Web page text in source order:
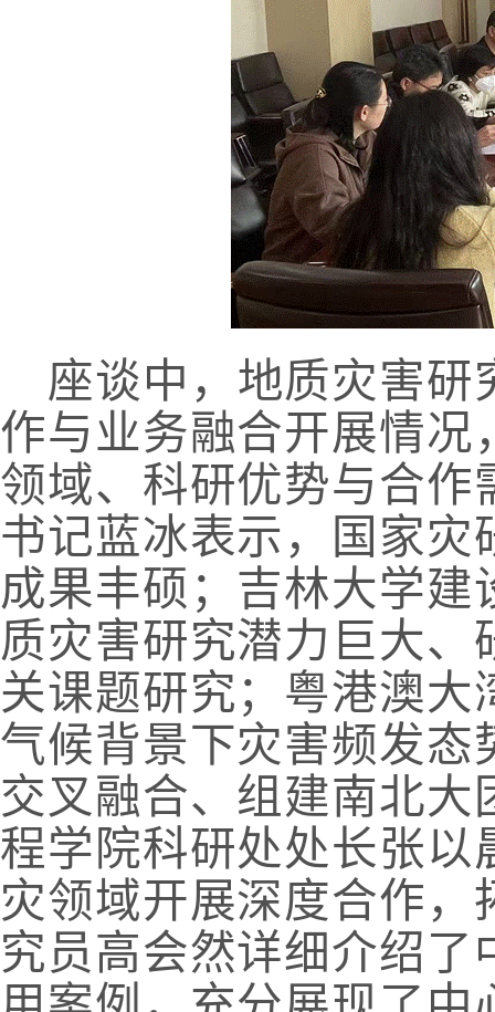
座谈中，地质灾害研
作与业务融合开展情
领域、科研优势与合
书记蓝冰表示，国家
成果丰硕；吉林大学
质灾害研究潜力巨大
关课题研究；粤港澳
气候背景下灾害频发
交叉融合、组建南北
程学院科研处处长张
灾领域开展深度合作
究员高会然详细介绍